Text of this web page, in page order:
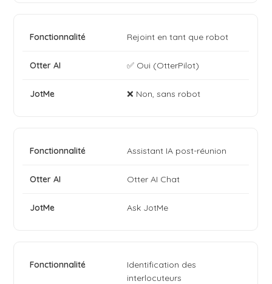
Rejoint en tant que robot
✅ Oui (OtterPilot)
❌ Non, sans robot
Assistant IA post-réunion
Otter AI Chat
Ask JotMe
Identification des
interlocuteurs